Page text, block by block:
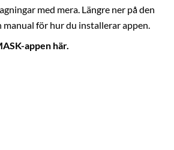
med mera. Längre ner på den
manual för hur du installerar appen.
appen här.